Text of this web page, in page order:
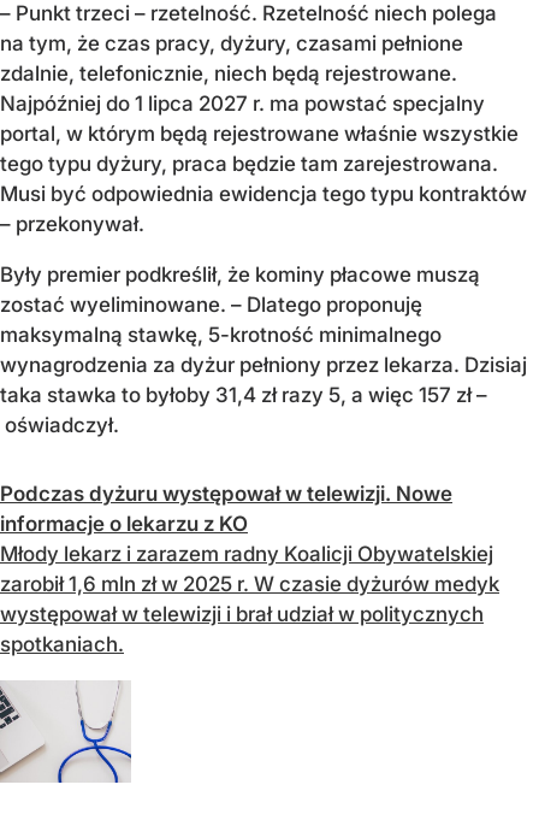
– Punkt trzeci – rzetelność. Rzetelność niech polega
na tym, że czas pracy, dyżury, czasami pełnione
zdalnie, telefonicznie, niech będą rejestrowane.
Najpóźniej do 1 lipca 2027 r. ma powstać specjalny
portal, w którym będą rejestrowane właśnie wszystkie
tego typu dyżury, praca będzie tam zarejestrowana.
Musi być odpowiednia ewidencja tego typu kontraktów
– przekonywał.
Były premier podkreślił, że kominy płacowe muszą
zostać wyeliminowane. – Dlatego proponuję
maksymalną stawkę, 5-krotność minimalnego
wynagrodzenia za dyżur pełniony przez lekarza. Dzisiaj
taka stawka to byłoby 31,4 zł razy 5, a więc 157 zł –
oświadczył.
Podczas dyżuru występował w telewizji. Nowe
informacje o lekarzu z KO
Młody lekarz i zarazem radny Koalicji Obywatelskiej
zarobił 1,6 mln zł w 2025 r. W czasie dyżurów medyk
występował w telewizji i brał udział w politycznych
spotkaniach.